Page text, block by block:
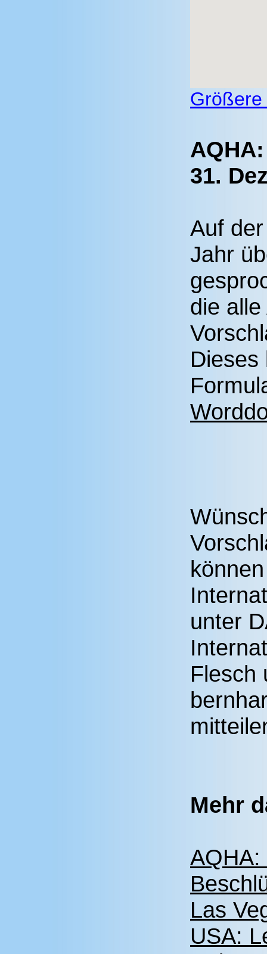
31.
Auf
Jahr
die
Dieses
unter
Flesch
Mehr
AQHA:
Las
USA: